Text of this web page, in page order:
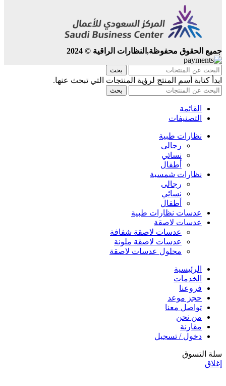
جميع الحقوق محفوظة,النظارات الراقية © 2024
بحث
ابدأ كتابة أسم المنتج لرؤية المنتجات التي تبحث عنها.
بحث
القائمة
التصنيفات
نظارات طبية
رجالى
نسائي
أطفال
نظارات شمسية
رجالى
نسائي
أطفال
عدسات نظارات طبية
عدسات لاصقة
عدسات لاصقة شفافة
عدسات لاصقة ملونة
محلول عدسات لاصقة
الرئيسية
الخدمات
فروعنا
حجز موعد
تواصل معنا
من نحن
مقارنة
دخول / تسجيل
سلة التسوق
إغلاق